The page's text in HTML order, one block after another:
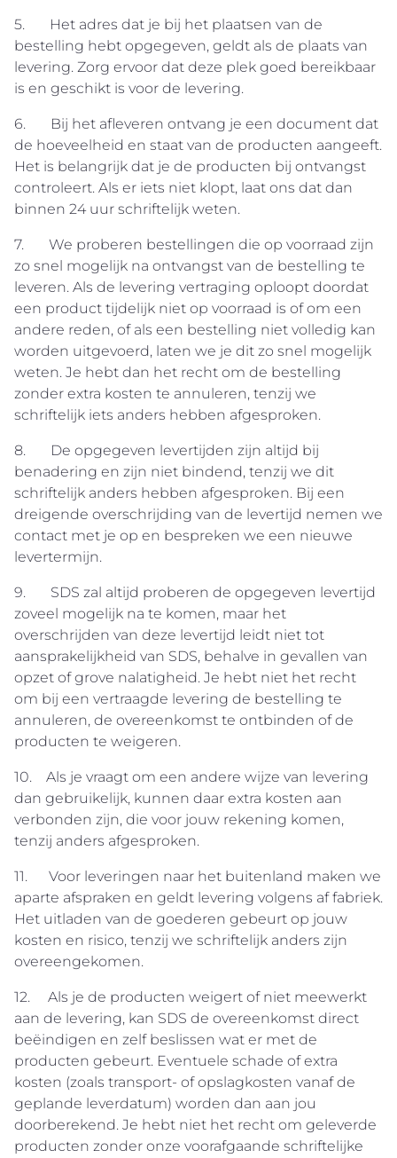
5. Het adres dat je bij het plaatsen van de
bestelling hebt opgegeven, geldt als de plaats van
levering. Zorg ervoor dat deze plek goed bereikbaar
is en geschikt is voor de levering.
6. Bij het afleveren ontvang je een document dat
de hoeveelheid en staat van de producten aangeeft.
Het is belangrijk dat je de producten bij ontvangst
controleert. Als er iets niet klopt, laat ons dat dan
binnen 24 uur schriftelijk weten.
7. We proberen bestellingen die op voorraad zijn
zo snel mogelijk na ontvangst van de bestelling te
leveren. Als de levering vertraging oploopt doordat
een product tijdelijk niet op voorraad is of om een
andere reden, of als een bestelling niet volledig kan
worden uitgevoerd, laten we je dit zo snel mogelijk
weten. Je hebt dan het recht om de bestelling
zonder extra kosten te annuleren, tenzij we
schriftelijk iets anders hebben afgesproken.
8. De opgegeven levertijden zijn altijd bij
benadering en zijn niet bindend, tenzij we dit
schriftelijk anders hebben afgesproken. Bij een
dreigende overschrijding van de levertijd nemen we
contact met je op en bespreken we een nieuwe
levertermijn.
9. SDS zal altijd proberen de opgegeven levertijd
zoveel mogelijk na te komen, maar het
overschrijden van deze levertijd leidt niet tot
aansprakelijkheid van SDS, behalve in gevallen van
opzet of grove nalatigheid. Je hebt niet het recht
om bij een vertraagde levering de bestelling te
annuleren, de overeenkomst te ontbinden of de
producten te weigeren.
10. Als je vraagt om een andere wijze van levering
dan gebruikelijk, kunnen daar extra kosten aan
verbonden zijn, die voor jouw rekening komen,
tenzij anders afgesproken.
11. Voor leveringen naar het buitenland maken we
aparte afspraken en geldt levering volgens af fabriek.
Het uitladen van de goederen gebeurt op jouw
kosten en risico, tenzij we schriftelijk anders zijn
overeengekomen.
12. Als je de producten weigert of niet meewerkt
aan de levering, kan SDS de overeenkomst direct
beëindigen en zelf beslissen wat er met de
producten gebeurt. Eventuele schade of extra
kosten (zoals transport- of opslagkosten vanaf de
geplande leverdatum) worden dan aan jou
doorberekend. Je hebt niet het recht om geleverde
producten zonder onze voorafgaande schriftelijke